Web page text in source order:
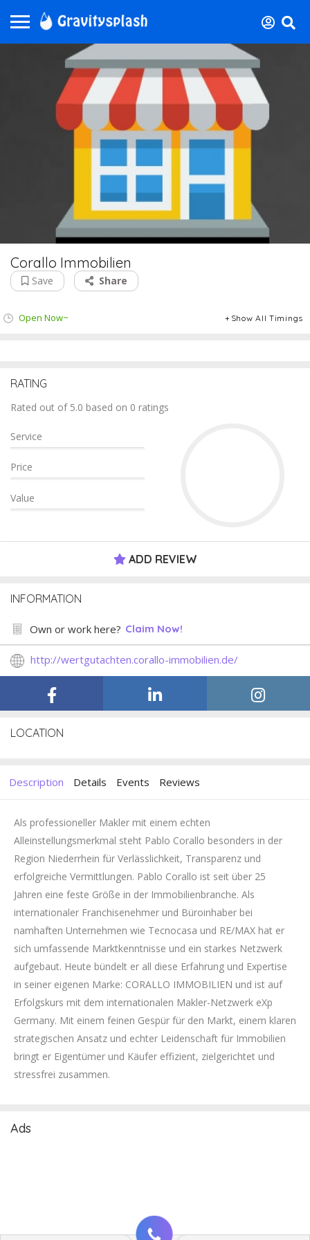
Corallo Immobilien
Save Share
Open Now~ Show All Timings
RATING
Rated out of 5.0 based on 0 ratings
Service
Price
Value
ADD REVIEW
INFORMATION
Own or work here? Claim Now!
http://wertgutachten.corallo-immobilien.de/
LOCATION
Description Details Events Reviews
Als professioneller Makler mit einem echten
Alleinstellungsmerkmal steht Pablo Corallo besonders in der
Region Niederrhein für Verlässlichkeit, Transparenz und
erfolgreiche Vermittlungen. Pablo Corallo ist seit über 25
Jahren eine feste Größe in der Immobilienbranche. Als
internationaler Franchisenehmer und Büroinhaber bei
namhaften Unternehmen wie Tecnocasa und RE/MAX hat er
sich umfassende Marktkenntnisse und ein starkes Netzwerk
aufgebaut. Heute bündelt er all diese Erfahrung und Expertise
in seiner eigenen Marke: CORALLO IMMOBILIEN und ist auf
Erfolgskurs mit dem internationalen Makler-Netzwerk eXp
Germany. Mit einem feinen Gespür für den Markt, einem klaren
strategischen Ansatz und echter Leidenschaft für Immobilien
bringt er Eigentümer und Käufer effizient, zielgerichtet und
stressfrei zusammen.
Ads